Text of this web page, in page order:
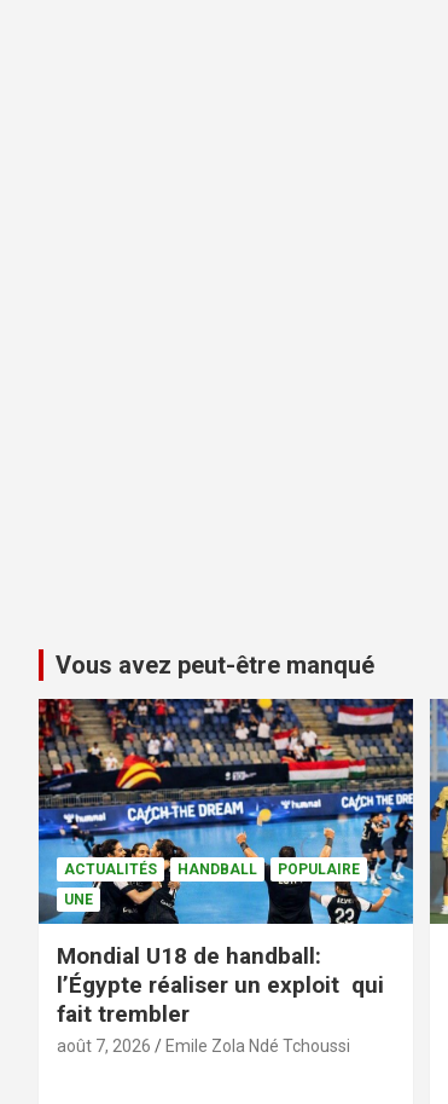
Vous avez peut-être manqué
ACTUALITÉS HANDBALL
POPULAIRE
UNE
Mondial U18 de handball:
l’Égypte réaliser un exploit qui
fait trembler
août 7, 2026 Emile Zola Ndé Tchoussi